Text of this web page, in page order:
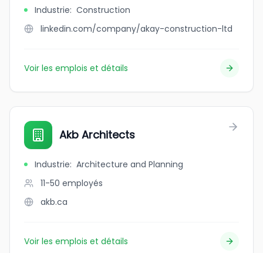
Industrie: Construction
linkedin.com/company/akay-construction-ltd
Voir les emplois et détails
Akb Architects
Industrie: Architecture and Planning
11-50 employés
akb.ca
Voir les emplois et détails